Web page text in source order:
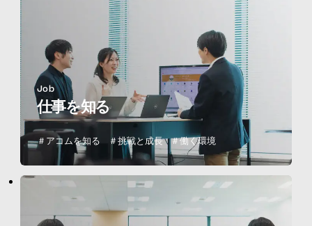
Job
仕事を知る
＃アコムを知る ＃挑戦と成長 ＃働く環境